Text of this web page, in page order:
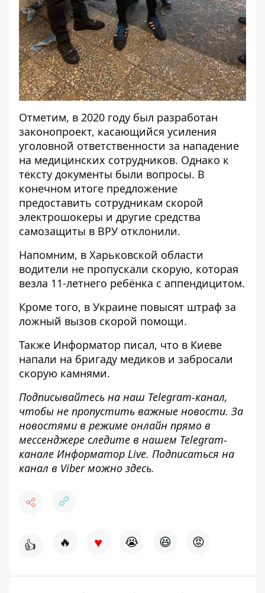
Отметим, в 2020 году был разработан
законопроект, касающийся усиления
уголовной ответственности за нападение
на медицинских сотрудников. Однако к
тексту документы были вопросы. В
конечном итоге предложение
предоставить сотрудникам скорой
электрошокеры и другие средства
самозащиты в ВРУ отклонили.
Напомним, в Харьковской области
водители не пропускали скорую, которая
везла 11-летнего ребёнка с аппендицитом.
Кроме того, в Украине повысят штраф за
ложный вызов скорой помощи.
Также Информатор писал, что в Киеве
напали на бригаду медиков и забросали
скорую камнями.
Подписывайтесь на наш Telegram-канал,
чтобы не пропустить важные новости. За
новостями в режиме онлайн прямо в
мессенджере следите в нашем Telegram-
канале Информатор Live. Подписаться на
канал в Viber можно здесь.
👍 🔥 ♥ 😭 😆 😡